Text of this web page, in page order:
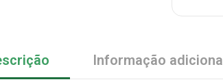
Informação adicional